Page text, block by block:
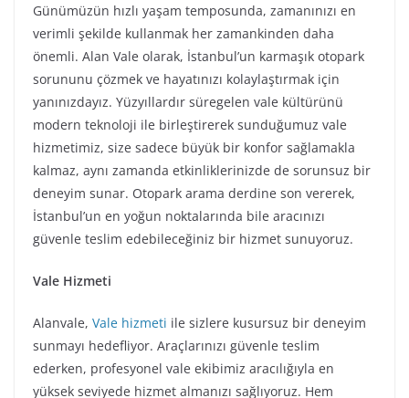
Günümüzün hızlı yaşam temposunda, zamanınızı en
verimli şekilde kullanmak her zamankinden daha
önemli. Alan Vale olarak, İstanbul’un karmaşık otopark
sorununu çözmek ve hayatınızı kolaylaştırmak için
yanınızdayız. Yüzyıllardır süregelen vale kültürünü
modern teknoloji ile birleştirerek sunduğumuz vale
hizmetimiz, size sadece büyük bir konfor sağlamakla
kalmaz, aynı zamanda etkinliklerinizde de sorunsuz bir
deneyim sunar. Otopark arama derdine son vererek,
İstanbul’un en yoğun noktalarında bile aracınızı
güvenle teslim edebileceğiniz bir hizmet sunuyoruz.
Vale Hizmeti
Alanvale, Vale hizmeti ile sizlere kusursuz bir deneyim
sunmayı hedefliyor. Araçlarınızı güvenle teslim
ederken, profesyonel vale ekibimiz aracılığıyla en
yüksek seviyede hizmet almanızı sağlıyoruz. Hem